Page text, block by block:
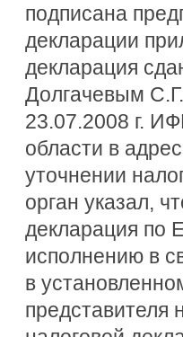
подписана
декларации
декларация
Долгачевым С.Г.
23.07.2008 г.
области в
уточнении
орган указал,
декларация по
исполнению в
в
представителя